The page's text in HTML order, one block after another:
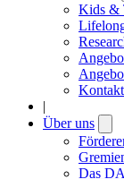
Kids &
|
Über uns
Das